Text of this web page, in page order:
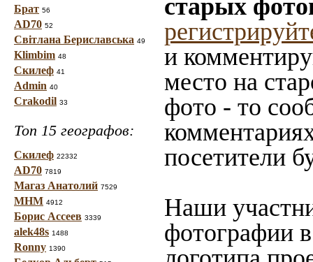
Брат 56
AD70 52
Світлана Бериславська 49
Klimbim 48
Скилеф 41
Admin 40
Crakodil 33
Топ 15 географов:
Скилеф 22332
AD70 7819
Магаз Анатолий 7529
МНМ 4912
Борис Ассеев 3339
alek48s 1488
Ronny 1390
старых
и
место на
фото - то
посетители
Наши
фотографии